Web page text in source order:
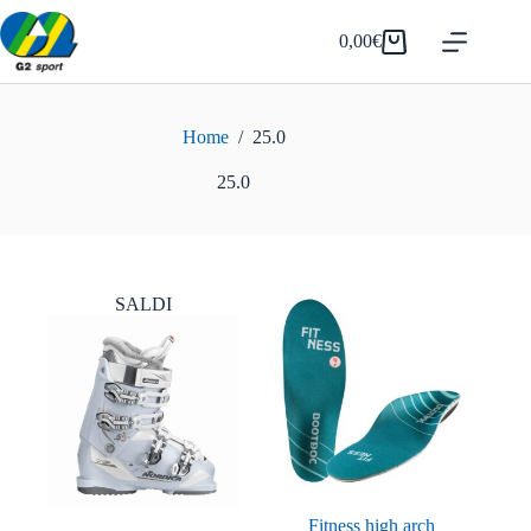
Salta
al
contenuto
Carrello
0,00€
Home / 25.0
25.0
SALDI
Fitness high arch